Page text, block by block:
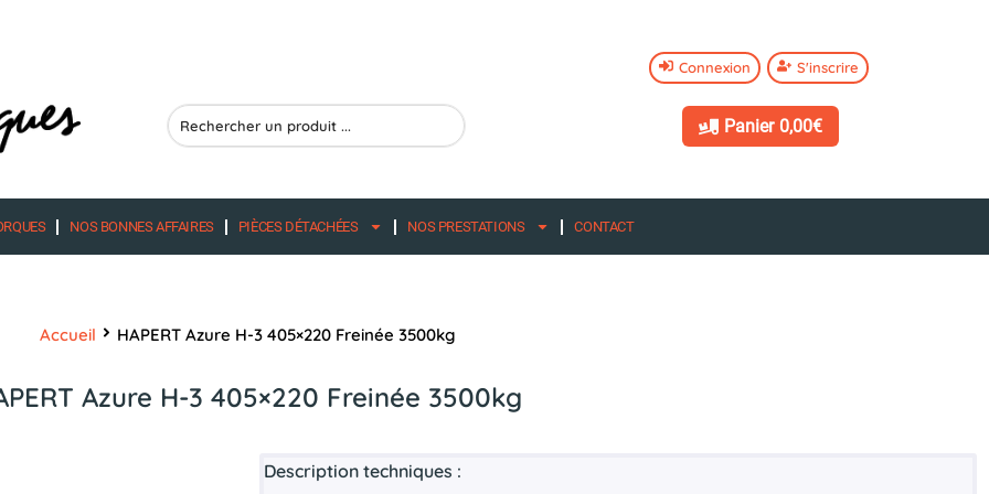
Search
...
Connexion S'inscrire
Panier 0,00€
NOS BONNES AFFAIRES PIÈCES DÉTACHÉES NOS PRESTATIONS CONTACT
Azure H-3 405×220 Freinée 3500kg
Accueil HAPERT Azure H-3 405×220 Freinée 3500kg
Description techniques :